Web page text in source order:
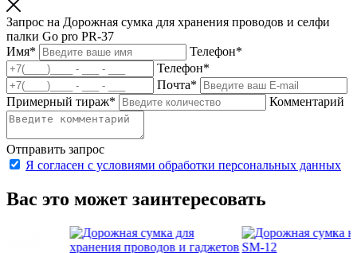
Запрос на Дорожная сумка для хранения проводов и селфи
палки Go pro PR-37
Имя* Телефон*
Телефон*
Почта*
Примерный тираж* Комментарий
Отправить запрос
Я согласен с условиями обработки персональных данных
Вас это может заинтересовать